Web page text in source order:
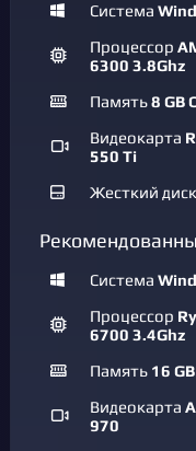
Система
Процессор
6300 3.8Ghz
Память8 GB
Видеокарта
550 Ti
Жесткий диск
Система
Процессор
6700 3.4Ghz
Память 16
Видеокарта
970